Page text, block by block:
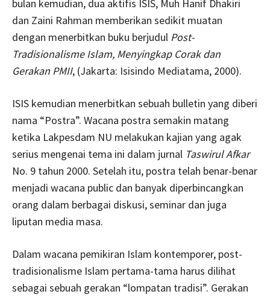
bulan kemudian, dua aktifis ISIS, Muh Hanif Dhakiri
dan Zaini Rahman memberikan sedikit muatan
dengan menerbitkan buku berjudul Post-
Tradisionalisme Islam, Menyingkap Corak dan
Gerakan PMII, (Jakarta: Isisindo Mediatama, 2000).
ISIS kemudian menerbitkan sebuah bulletin yang diberi
nama “Postra”. Wacana postra semakin matang
ketika Lakpesdam NU melakukan kajian yang agak
serius mengenai tema ini dalam jurnal Taswirul Afkar
No. 9 tahun 2000. Setelah itu, postra telah benar-benar
menjadi wacana public dan banyak diperbincangkan
orang dalam berbagai diskusi, seminar dan juga
liputan media masa.
Dalam wacana pemikiran Islam kontemporer, post-
tradisionalisme Islam pertama-tama harus dilihat
sebagai sebuah gerakan “lompatan tradisi”. Gerakan